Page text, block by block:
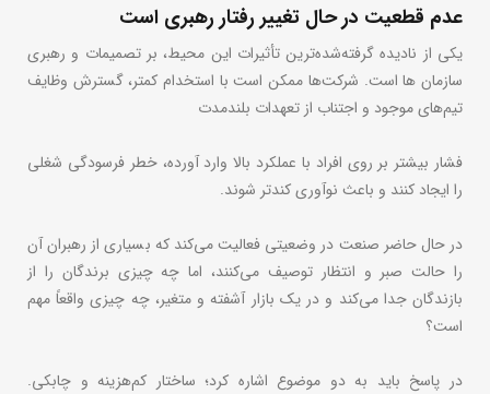
عدم قطعیت در حال تغییر رفتار رهبری است
یکی از نادیده گرفته‌شده‌ترین تأثیرات این محیط، بر تصمیمات و رهبری
سازمان ها است. شرکت‌ها ممکن است با استخدام کمتر، گسترش وظایف
تیم‌های موجود و اجتناب از تعهدات بلندمدت
فشار بیشتر بر روی افراد با عملکرد بالا وارد آورده، خطر فرسودگی شغلی
را ایجاد کنند و باعث نوآوری کندتر شوند.
در حال حاضر صنعت در وضعیتی فعالیت می‌کند که بسیاری از رهبران آن
را حالت صبر و انتظار توصیف می‌کنند، اما چه چیزی برندگان را از
بازندگان جدا می‌کند و در یک بازار آشفته و متغیر، چه چیزی واقعاً مهم
است؟
در پاسخ باید به دو موضوع اشاره کرد؛ ساختار کم‌هزینه و چابکی.